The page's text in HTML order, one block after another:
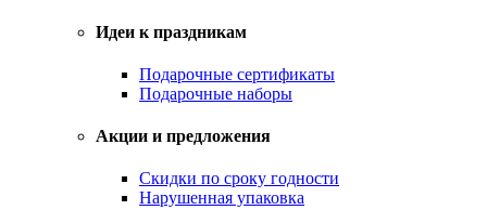
Идеи к праздникам
Подарочные сертификаты
Подарочные наборы
Акции и предложения
Скидки по сроку годности
Нарушенная упаковка